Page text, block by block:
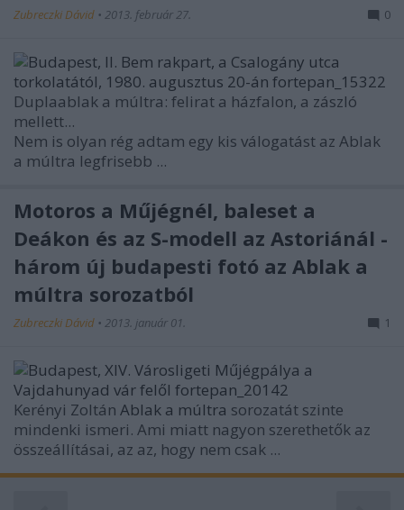
Zubreczki Dávid • 2013. február 27. 0
Duplaablak a múltra: felirat a házfalon, a zászló
mellett...
Nem is olyan rég adtam egy kis válogatást az Ablak
a múltra legfrisebb ...
Motoros a Műjégnél, baleset a
Deákon és az S-modell az Astoriánál -
három új budapesti fotó az Ablak a
múltra sorozatból
Zubreczki Dávid • 2013. január 01. 1
Kerényi Zoltán Ablak a múltra sorozatát szinte
mindenki ismeri. Ami miatt nagyon szerethetők az
összeállításai, az az, hogy nem csak ...